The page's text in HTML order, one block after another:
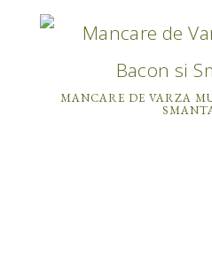
MANCARE DE VARZA